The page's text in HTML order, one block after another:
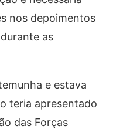
nos depoimentos
as
e estava
teria apresentado
das Forças